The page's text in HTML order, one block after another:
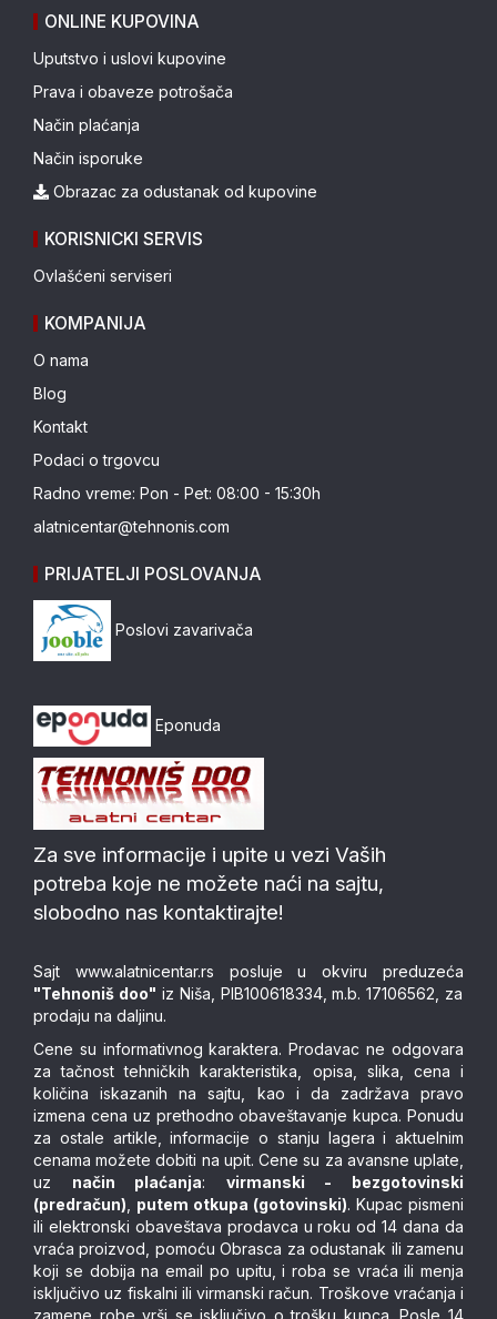
ONLINE KUPOVINA
Uputstvo i uslovi kupovine
Prava i obaveze potrošača
Način plaćanja
Način isporuke
Obrazac za odustanak od kupovine
KORISNICKI SERVIS
Ovlašćeni serviseri
KOMPANIJA
O nama
Blog
Kontakt
Podaci o trgovcu
Radno vreme: Pon - Pet: 08:00 - 15:30h
alatnicentar@tehnonis.com
PRIJATELJI POSLOVANJA
Poslovi zavarivača
Eponuda
Za sve informacije i upite u vezi Vaših
potreba koje ne možete naći na sajtu,
slobodno nas kontaktirajte!
Sajt www.alatnicentar.rs posluje u okviru preduzeća
"Tehnoniš doo" iz Niša, PIB100618334, m.b. 17106562, za
prodaju na daljinu.
Cene su informativnog karaktera. Prodavac ne odgovara
za tačnost tehničkih karakteristika, opisa, slika, cena i
količina iskazanih na sajtu, kao i da zadržava pravo
izmena cena uz prethodno obaveštavanje kupca. Ponudu
za ostale artikle, informacije o stanju lagera i aktuelnim
cenama možete dobiti na upit. Cene su za avansne uplate,
uz način plaćanja: virmanski - bezgotovinski
(predračun)
putem otkupa (gotovinski). Kupac pismeni
ili elektronski obaveštava prodavca u roku od 14 dana da
vraća proizvod, pomoću Obrasca za odustanak ili zamenu
koji se dobija na email po upitu, i roba se vraća ili menja
isključivo uz fiskalni ili virmanski račun. Troškove vraćanja i